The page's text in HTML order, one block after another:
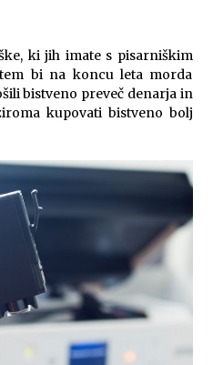
strešnih nosilcev za avto in
električnih agregatov, ki jih je
pred nakupom
in njegova varnost
o ileostomi?
dober psihoterapevt?
ki jih imate s pisarniškim
bi na koncu leta morda
bistveno preveč denarja in
kupovati bistveno bolj